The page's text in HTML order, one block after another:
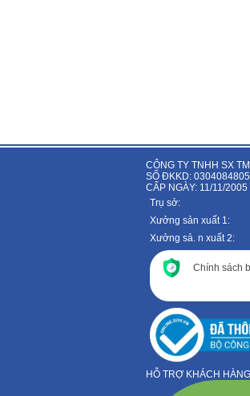
CÔNG TY TNHH SX
SỐ ĐKKD: 0304084805
CẤP NGÀY: 11/11/2005
Trụ sở:
Xưởng sản xuất 1:
Xưởng sả. n xuất 2:
Chính sách
HỖ TRỢ KHÁCH HÀNG